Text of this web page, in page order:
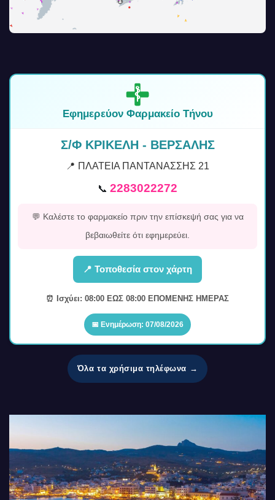
Εφημερεύον Φαρμακείο Τήνου
Σ/Φ ΚΡΙΚΕΛΗ - ΒΕΡΣΑΛΗΣ
📍 ΠΛΑΤΕΙΑ ΠΑΝΤΑΝΑΣΣΗΣ 21
📞 2283022272
💬 Καλέστε το φαρμακείο πριν την επίσκεψή σας για να
βεβαιωθείτε ότι εφημερεύει.
📍 Τοποθεσία στον χάρτη
⏰ Ισχύει: 08:00 ΕΩΣ 08:00 ΕΠΟΜΕΝΗΣ ΗΜΕΡΑΣ
📅 Ενημέρωση: 07/08/2026
Όλα τα χρήσιμα τηλέφωνα →